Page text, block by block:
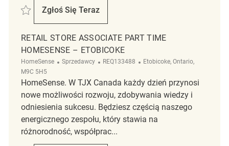
Zapisać Retail Store Associate Part Time Marshalls REQ137185
Zgłoś Się Teraz
Retail Store Associate Part Time Marshalls
RETAIL STORE ASSOCIATE PART TIME
HOMESENSE – ETOBICOKE
HomeSense Kategoria
Sprzedawcy ReqId
REQ133488 Lokalizacja
Etobicoke, Ontario,
M9C 5H5
HomeSense. W TJX Canada każdy dzień przynosi
nowe możliwości rozwoju, zdobywania wiedzy i
odniesienia sukcesu. Będziesz częścią naszego
energicznego zespołu, który stawia na
różnorodność, współprac...